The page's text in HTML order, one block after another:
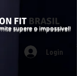
FIT BRASIL
supere o impossível!
Login